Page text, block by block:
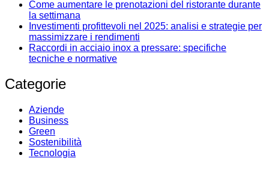
Come aumentare le prenotazioni del ristorante durante
la settimana
Investimenti profittevoli nel 2025: analisi e strategie per
massimizzare i rendimenti
Raccordi in acciaio inox a pressare: specifiche
tecniche e normative
Categorie
Aziende
Business
Green
Sostenibilità
Tecnologia